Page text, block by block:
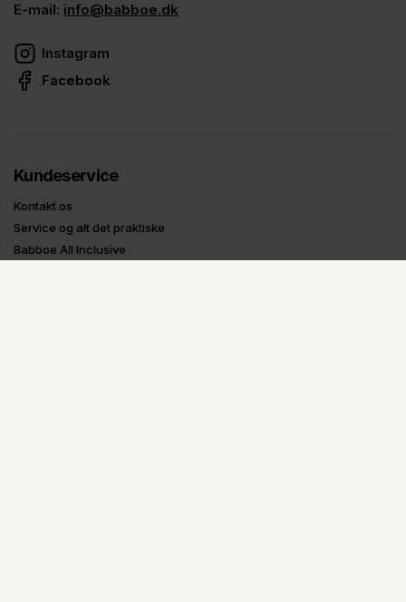
E-mail: info@babboe.dk
Instagram
Facebook
Kundeservice
Kontakt os
Service og alt det praktiske
Babboe All Inclusive